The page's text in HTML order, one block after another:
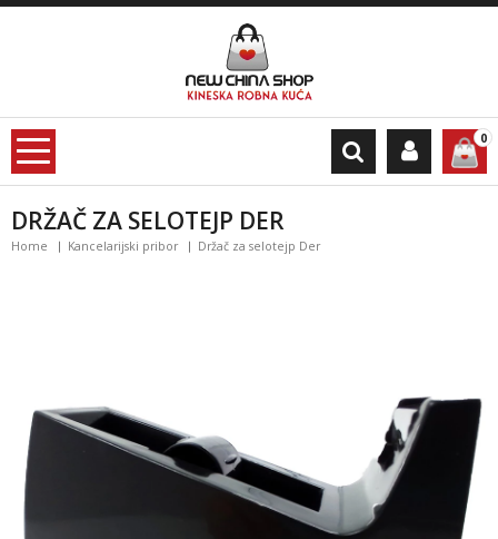
0
DRŽAČ ZA SELOTEJP DER
Home Kancelarijski pribor Držač za selotejp Der